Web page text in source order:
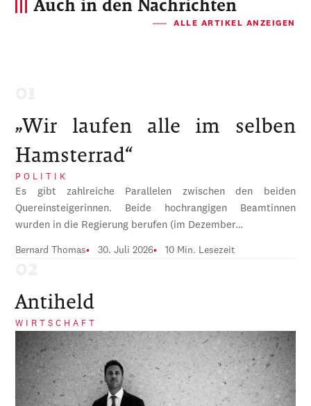
Auch in den Nachrichten
ALLE ARTIKEL ANZEIGEN
„Wir laufen alle im selben
Hamsterrad“
POLITIK
Es gibt zahlreiche Parallelen zwischen den beiden
Quereinsteigerinnen. Beide hochrangigen Beamtinnen
wurden in die Regierung berufen (im Dezember…
Bernard Thomas 30. Juli 2026 10 Min. Lesezeit
Antiheld
WIRTSCHAFT